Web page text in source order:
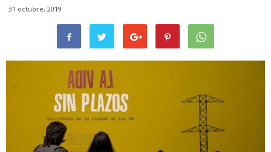
Literatura
31 octubre, 2019